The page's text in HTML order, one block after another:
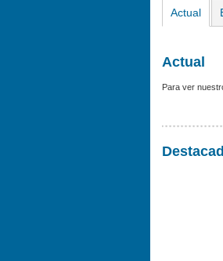
Actual
Actual
Para ver